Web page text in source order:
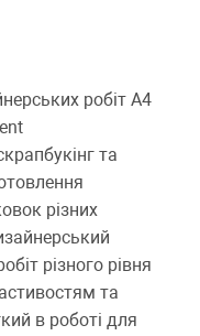
робіт А4
та
різних
різного рівня
та
в роботі для